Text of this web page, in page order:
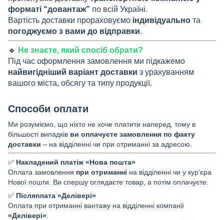
форматі “довантаж” по всій Україні.
Вартість доставки прораховуємо індивідуально та
погоджуємо з вами до відправки.
🔹
Не знаєте, який спосіб обрати?
Під час оформлення замовлення ми підкажемо
найвигідніший варіант доставки з урахуванням
вашого міста, обсягу та типу продукції.
Способи оплати
Ми розуміємо, що ніхто не хоче платити наперед, тому в
більшості випадків ви оплачуєте замовлення по факту
доставки – на відділенні чи при отриманні за адресою.
✅ Накладений платіж «Нова пошта»
Оплата замовлення при отриманні на відділенні чи у кур’єра
Нової пошти. Ви спершу оглядаєте товар, а потім оплачуєте.
✅ Післяплата «Делівері»
Оплата при отриманні вантажу на відділенні компанії
«Делівері»